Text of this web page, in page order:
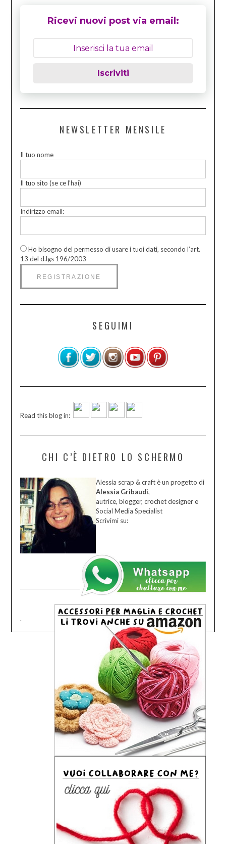
Ricevi nuovi post via email:
Iscriviti
NEWSLETTER MENSILE
Il tuo nome
Il tuo sito (se ce l’hai)
Indirizzo email:
Ho bisogno del permesso di usare i tuoi dati, secondo l’art.
13 del d.lgs 196/2003
SEGUIMI
Read this blog in:
CHI C’È DIETRO LO SCHERMO
Alessia scrap & craft è un progetto di
Alessia Gribaudi,
autrice, blogger, crochet designer e
Social Media Specialist
Scrivimi su:
.